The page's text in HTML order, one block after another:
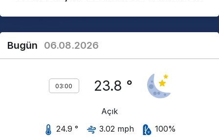
Bugün 06.08.2026
03:00 23.8 °
Açık
24.9 °
3.02 mph 100%